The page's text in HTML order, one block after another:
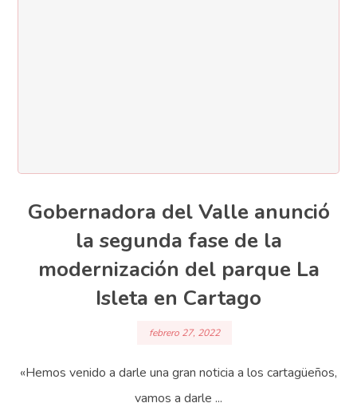
Gobernadora del Valle anunció
la segunda fase de la
modernización del parque La
Isleta en Cartago
febrero 27, 2022
«Hemos venido a darle una gran noticia a los cartagüeños,
vamos a darle ...